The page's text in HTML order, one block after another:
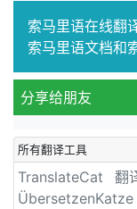
索马里语在线翻
索马里语文档和
分享给朋友
所有翻译工具
TranslateCat 翻
ÜbersetzenKatze